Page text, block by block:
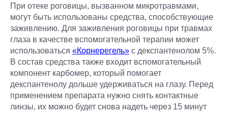
При отеке роговицы, вызванном микротравмами,
могут быть использованы средства, способствующие
заживлению. Для заживления роговицы при травмах
глаза в качестве вспомогательной терапии может
использоваться «Корнерегель» с декспантенолом 5%.
В состав средства также входит вспомогательный
компонент карбомер, который помогает
декспантенолу дольше удерживаться на глазу. Перед
применением препарата нужно снять контактные
линзы, их можно будет снова надеть через 15 минут